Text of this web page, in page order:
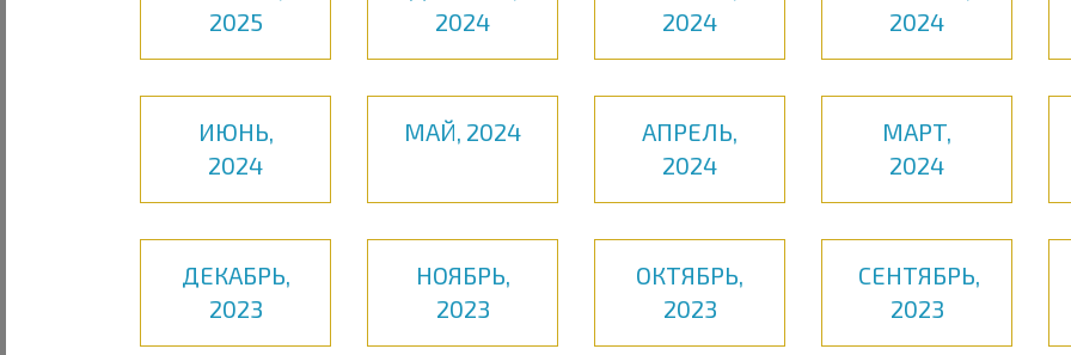
2025
2024
2024
2024
ИЮНЬ,
2024
МАЙ, 2024
АПРЕЛЬ,
2024
МАРТ,
2024
ДЕКАБРЬ,
2023
НОЯБРЬ,
2023
ОКТЯБРЬ,
2023
СЕНТЯБРЬ,
2023